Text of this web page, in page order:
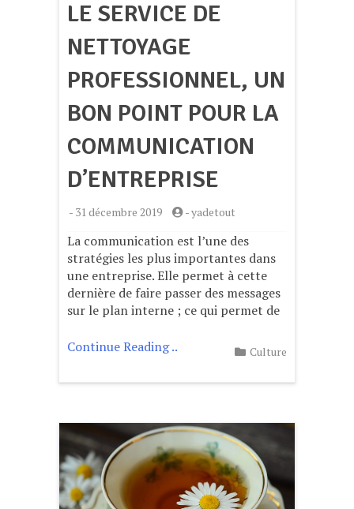
LE SERVICE DE
NETTOYAGE
PROFESSIONNEL, UN
BON POINT POUR LA
COMMUNICATION
D’ENTREPRISE
- 31 décembre 2019 -yadetout
La communication est l’une des
stratégies les plus importantes dans
une entreprise. Elle permet à cette
dernière de faire passer des messages
sur le plan interne ; ce qui permet de
Continue Reading .. Culture